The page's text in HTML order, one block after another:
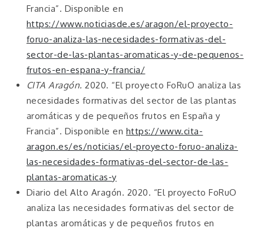
Francia”. Disponible en
https://www.noticiasde.es/aragon/el-proyecto-
foruo-analiza-las-necesidades-formativas-del-
sector-de-las-plantas-aromaticas-y-de-pequenos-
frutos-en-espana-y-francia/
CITA Aragón.2020. “El proyecto FoRuO analiza las
necesidades formativas del sector de las plantas
aromáticas y de pequeños frutos en España y
Francia”. Disponible en https://www.cita-
aragon.es/es/noticias/el-proyecto-foruo-analiza-
las-necesidades-formativas-del-sector-de-las-
plantas-aromaticas-y
Diario del Alto Aragón. 2020. “El proyecto FoRuO
analiza las necesidades formativas del sector de
plantas aromáticas y de pequeños frutos en